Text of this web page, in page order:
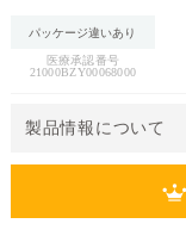
パッケージ違いあり
医療承認番号
21000BZY00068000
製品情報について
処
せ